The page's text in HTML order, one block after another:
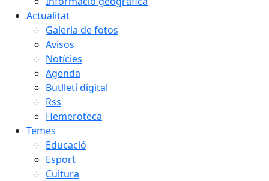
Actualitat
Galeria de fotos
Avisos
Notícies
Agenda
Butlletí digital
Rss
Hemeroteca
Temes
Educació
Esport
Cultura